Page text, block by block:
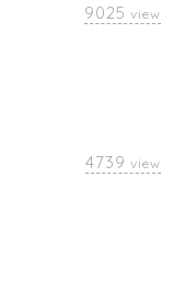
9025 view
4739 view